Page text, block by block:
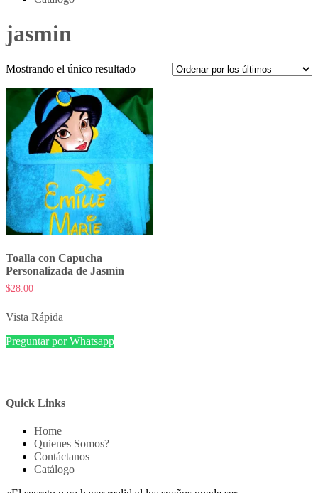
jasmin
Mostrando el único resultado
Toalla con Capucha
Personalizada de Jasmín
$28.00
Vista Rápida
Preguntar por Whatsapp
Quick Links
Home
Quienes Somos?
Contáctanos
Catálogo